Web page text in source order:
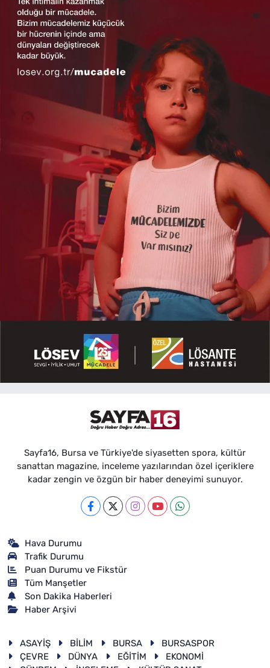
Sayfa16, Bursa ve Türkiye'de siyasetten spora, kültür
sanattan magazine, inceleme yazılarından özel içeriklere
kadar zengin ve özgün bir haber deneyimi sunuyor.
Hava Durumu
Trafik Durumu
Puan Durumu ve Fikstür
Tüm Manşetler
Son Dakika Haberleri
Haber Arşivi
ASAYİŞ BİLİM BURSA
BURSASPOR
ÇEVRE
DÜNYA EĞİTİM
EKONOMİ